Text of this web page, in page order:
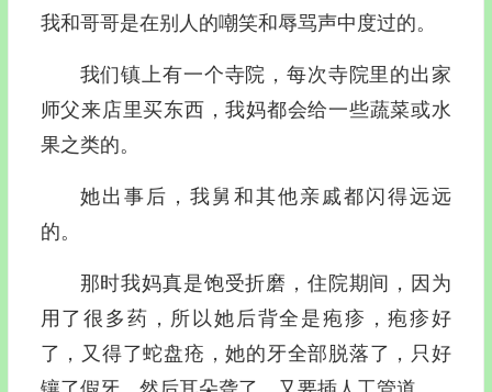
我和哥哥是在别人的嘲笑和辱骂声中度过的。
我们镇上有一个寺院，每次寺院里的出家
师父来店里买东西，我妈都会给一些蔬菜或水
果之类的。
她出事后，我舅和其他亲戚都闪得远远
的。
那时我妈真是饱受折磨，住院期间，因为
用了很多药，所以她后背全是疱疹，疱疹好
了，又得了蛇盘疮，她的牙全部脱落了，只好